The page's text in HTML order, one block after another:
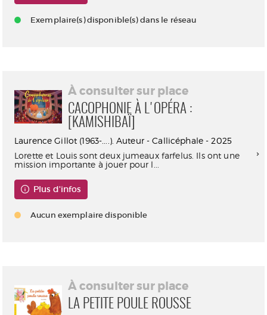
Exemplaire(s) disponible(s) dans le réseau
À consulter sur place
CACOPHONIE À L'OPÉRA :
[KAMISHIBAÏ]
Laurence Gillot (1963-....). Auteur - Callicéphale - 2025
Lorette et Louis sont deux jumeaux farfelus. Ils ont une
mission importante à jouer pour l...
Plus d'infos
Aucun exemplaire disponible
À consulter sur place
LA PETITE POULE ROUSSE